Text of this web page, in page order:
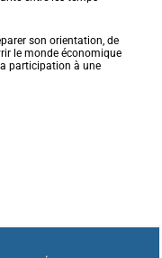
son orientation, de
le monde économique
participation à une